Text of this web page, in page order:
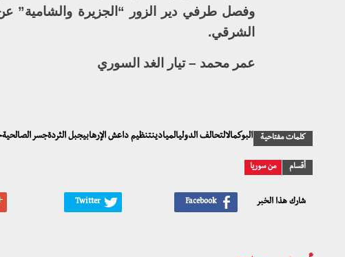
وفصل طرفي دير الزور “الجزيرة والشامية”
الشرقي.
عمر محمد – تيار الغد السوري
كلمات مفتاحية البوكمالالتحالف الدوليالميادينتنظيم داعش الإرهابيجبل الثردةجسر
أقسام من سوريا
شارك هذا الخبر